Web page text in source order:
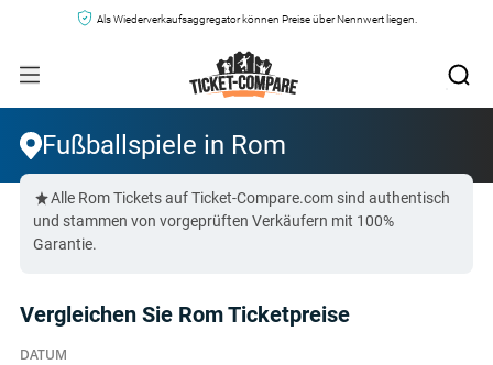
Als Wiederverkaufsaggregator können Preise über Nennwert liegen.
Fußballspiele in Rom
Alle Rom Tickets auf Ticket-Compare.com sind authentisch
und stammen von vorgeprüften Verkäufern mit 100%
Garantie.
Vergleichen Sie Rom Ticketpreise